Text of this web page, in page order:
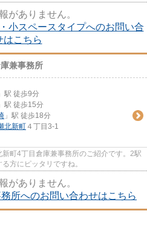
がありません。
スペースタイプへのお問い合
はこちら
兼事務所
」駅 徒歩9分
」駅 徒歩15分
」駅 徒歩18分
北新町 ４丁目3-1
町4丁目倉庫兼事務所のご紹介です。2駅
方にピッタリですね。
がありません。
所へのお問い合わせはこちら